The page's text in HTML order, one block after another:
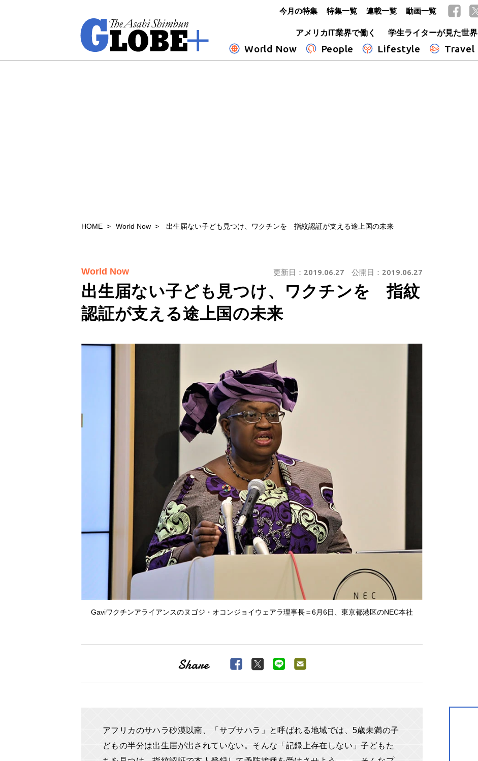
アメリカIT業界で働く
学生ライターが見た世界
World Now People Lifestyle Travel
今月の特集 特集一覧 連載一覧 動画一覧
HOME World Now 出生届ない子ども見つけ、ワクチンを 指紋認証が支える途上国の未来
出生届ない子ども見つけ、ワクチンを 指紋
認証が支える途上国の未来
World Now 更新日： 2019.06.27 公開日： 2019.06.27
Gaviワクチンアライアンスのヌゴジ・オコンジョイウェアラ理事長＝6月6日、東京都港区のNEC本社
アフリカのサハラ砂漠以南、「サブサハラ」と呼ばれる地域では、5歳未満の子
どもの半分は出生届が出されていない。そんな「記録上存在しない」子どもた